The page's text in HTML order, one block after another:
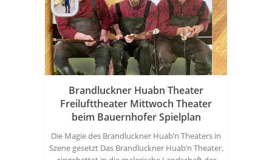
Brandluckner Huabn Theater
Freilufttheater Mittwoch Theater
beim Bauernhofer Spielplan
Die Magie des Brandluckner Huab’n Theaters in
Szene gesetzt Das Brandluckner Huab’n Theater,